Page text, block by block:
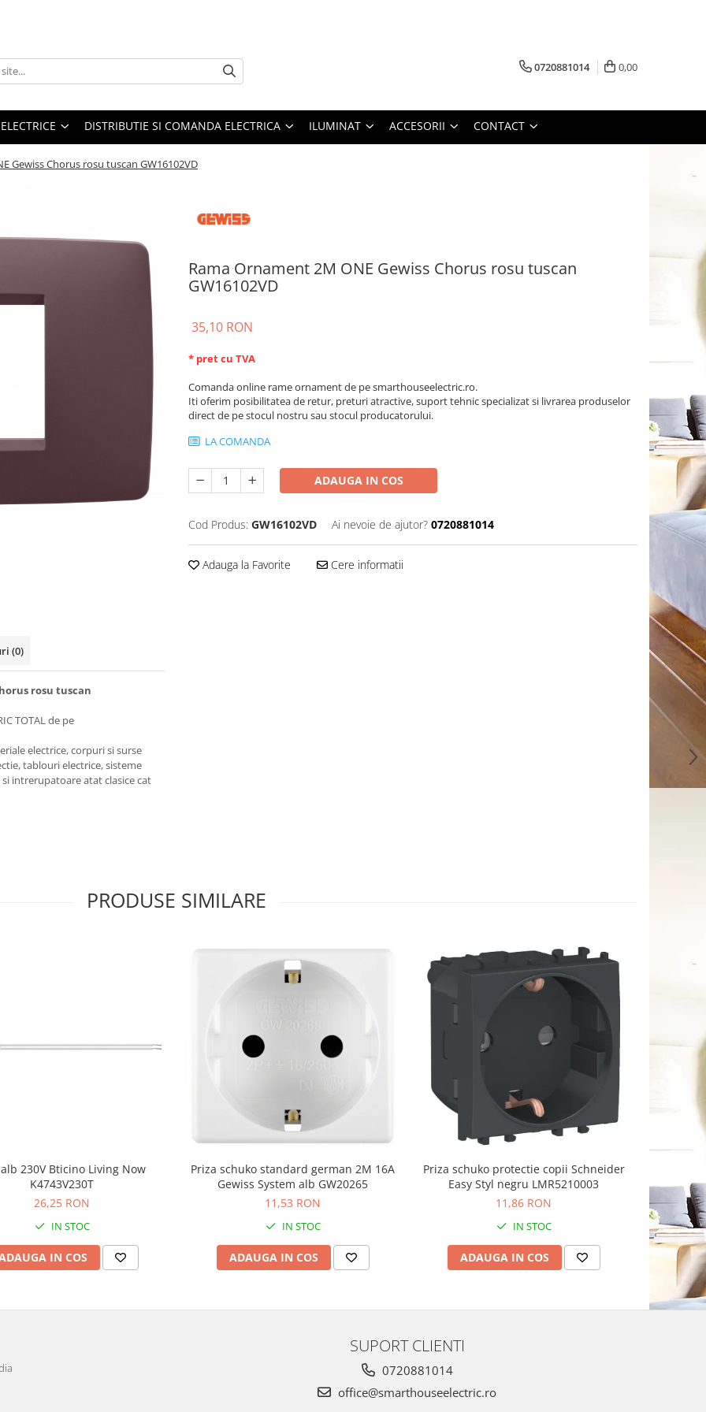
0720881014 0,00
DISTRIBUTIE SI COMANDA ELECTRICA ILUMINAT ACCESORII CONTACT
Gewiss Chorus rosu tuscan GW16102VD
Rama Ornament 2M ONE Gewiss Chorus rosu tuscan
GW16102VD
35,10 RON
* pret cu TVA
Comanda online rame ornament de pe smarthouseelectric.ro.
Iti oferim posibilitatea de retur, preturi atractive, suport tehnic specializat si livrarea produselor
direct de pe stocul nostru sau stocul producatorului.
LA COMANDA
ADAUGA IN COS
Cod Produs: GW16102VD Ai nevoie de ajutor? 0720881014
Adauga la Favorite Cere informatii
(0)
rosu tuscan
TOTAL de pe
electrice, corpuri si surse
tablouri electrice, sisteme
intrerupatoare atat clasice cat
PRODUSE SIMILARE
alb 230V Bticino Living Now
K4743V230T
26,25 RON
IN STOC
IN COS
Priza schuko standard german 2M 16A
Gewiss System alb GW20265
11,53 RON
IN STOC
ADAUGA IN COS
Priza schuko protectie copii Schneider
Easy Styl negru LMR5210003
11,86 RON
IN STOC
ADAUGA IN COS
SUPORT CLIENTI
0720881014
office@smarthouseelectric.ro